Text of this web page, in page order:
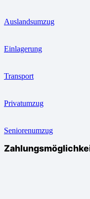
Auslandsumzug
Einlagerung
Transport
Privatumzug
Seniorenumzug